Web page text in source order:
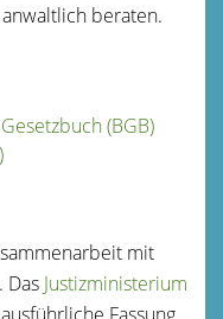
beraten.
(BGB)
mit
Das Justizministerium